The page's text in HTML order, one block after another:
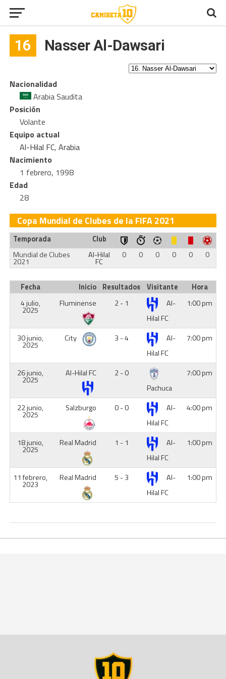
16 Nasser Al-Dawsari
Nacionalidad
Arabia Saudita
Posición
Volante
Equipo actual
Al-Hilal FC, Arabia
Nacimiento
1 febrero, 1998
Edad
28
Copa Mundial de Clubes de la FIFA 2021
Temporada
Club
Mundial de Clubes
2021
Al-Hilal
FC
0 0 0 0 0 0
Fecha Inicio Resultados Visitante
Hora
4 julio,
2025
Fluminense 2 - 1
Al-
Hilal FC
1:00 pm
30 junio,
2025
City 3 - 4
Al-
Hilal FC
7:00 pm
26 junio,
2025
Al-Hilal FC
2 - 0
Pachuca
7:00 pm
22 junio,
2025
Salzburgo 0 - 0
Al-
Hilal FC
4:00 pm
18 junio,
2025
Real Madrid 1 - 1
Al-
Hilal FC
1:00 pm
11 febrero,
2023
Real Madrid 5 - 3
Al-
Hilal FC
1:00 pm